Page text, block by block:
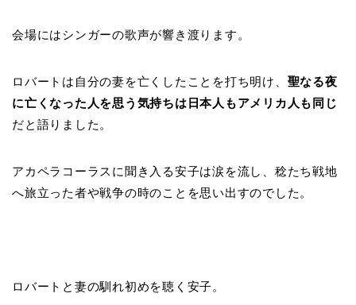
会場にはシンガーの歌声が響き渡ります。
ロバートは自分の妻を亡くしたことを打ち明け、 聖なる夜
に亡くなった人を思う気持ちは日本人もアメリカ人も同じ
だと語りました。
アカペラコーラスに聞き入る安子は涙を流し、稔たち戦地
へ旅立った者や戦争の時のことを思い出すのでした。
ロバートと妻の馴れ初めを聴く安子。